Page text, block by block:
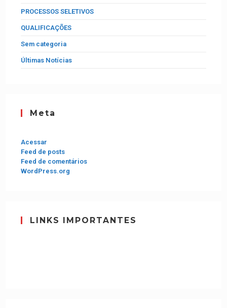
PROCESSOS SELETIVOS
QUALIFICAÇÕES
Sem categoria
Últimas Notícias
Meta
Acessar
Feed de posts
Feed de comentários
WordPress.org
LINKS IMPORTANTES